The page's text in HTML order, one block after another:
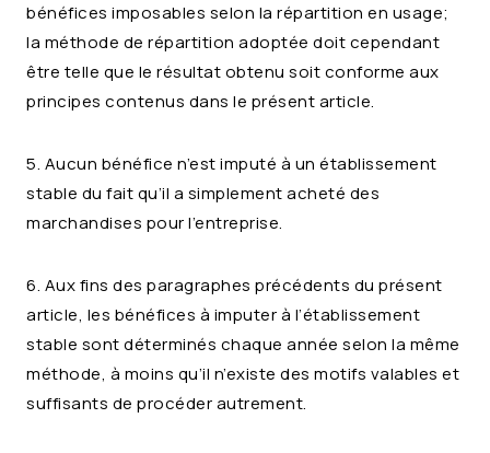
bénéfices imposables selon la répartition en usage;
la méthode de répartition adoptée doit cependant
être telle que le résultat obtenu soit conforme aux
principes contenus dans le présent article.
5. Aucun bénéfice n’est imputé à un établissement
stable du fait qu’il a simplement acheté des
marchandises pour l’entreprise.
6. Aux fins des paragraphes précédents du présent
article, les bénéfices à imputer à l’établissement
stable sont déterminés chaque année selon la même
méthode, à moins qu’il n’existe des motifs valables et
suffisants de procéder autrement.